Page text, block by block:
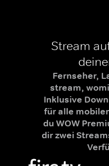
Stream
Fernseher,
stream,
Inklusive
für alle
du WOW
dir zwei